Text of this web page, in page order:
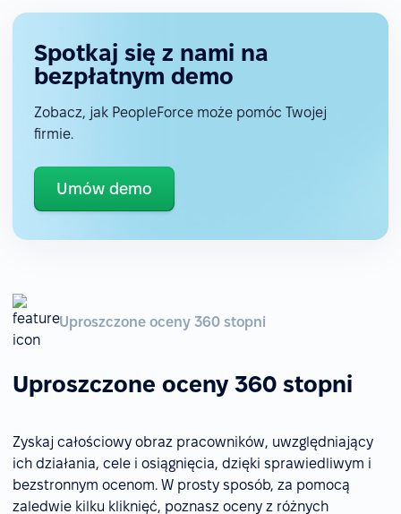
Spotkaj się z nami na
bezpłatnym demo
Zobacz, jak PeopleForce może pomóc Twojej
firmie.
Umów demo
Uproszczone oceny 360 stopni
Uproszczone oceny 360 stopni
Zyskaj całościowy obraz pracowników, uwzględniający
ich działania, cele i osiągnięcia, dzięki sprawiedliwym i
bezstronnym ocenom. W prosty sposób, za pomocą
zaledwie kilku kliknięć, poznasz oceny z różnych